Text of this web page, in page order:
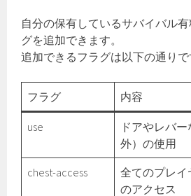
自分の保有しているサバイバル
グを追加できます。
追加できるフラグは以下の通りで
フラグ 内容
use
ドアやレバ
外）の使用
chest-access
全てのプレ
のアクセス